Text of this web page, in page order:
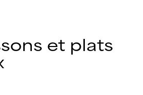
et plats